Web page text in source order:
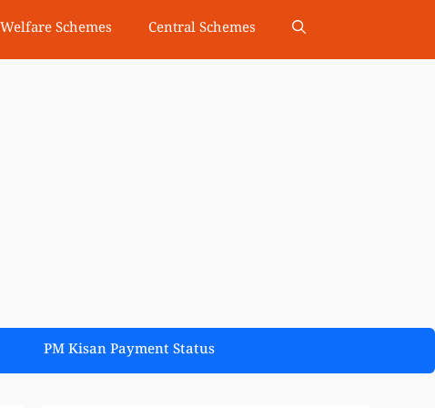
Welfare Schemes Central Schemes
PM Kisan Payment Status